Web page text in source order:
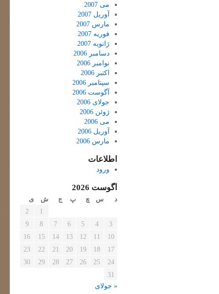
می 2007
آوریل 2007
مارس 2007
فوریه 2007
ژانویه 2007
دسامبر 2006
نوامبر 2006
اکتبر 2006
سپتامبر 2006
آگوست 2006
جولای 2006
ژوئن 2006
می 2006
آوریل 2006
مارس 2006
اطلاعات
ورود
آگوست 2026
د س چ پ ج ش ی
1
2
3
4
5
6
7
8
9
10
11
12
13
14
15
16
17
18
19
20
21
22
23
24
25
26
27
28
29
30
31
« جولای